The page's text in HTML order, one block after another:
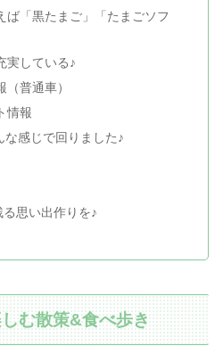
ば「黒たまご」「たまごソフ
実している♪
普通車）
情報
感じで回りました♪
思い出作りを♪
む散策&食べ歩き